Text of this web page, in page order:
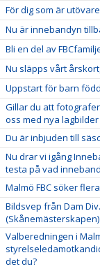
För dig som är
Nu är innebandyn
Bli en del av
Nu släpps vårt
Uppstart för barn
Gillar du att
oss med nya lagbilder
Du är inbjuden till
Nu drar vi igång
testa på vad
Malmö FBC söker
Bildsvep från Dam
(Skånemästerskapen)
Valberedningen i
det du?